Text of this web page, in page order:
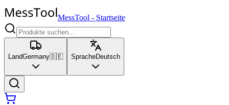
MessTool - Startseite
LandGermany🇩🇪 SpracheDeutsch